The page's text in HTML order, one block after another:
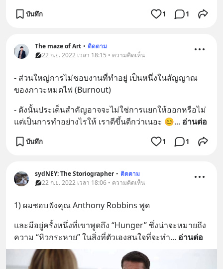
บันทึก 1 1
The maze of Art • ติดตาม
22 ก.ย. 2022 เวลา 18:15 • ความคิดเห็น
- ส่วนใหญ่การไม่ชอบงานที่ทำอยู่ เป็นหนึ่งในสัญญาณ
ของภาวะหมดไฟ (Burnout)
- ดังนั้นประเด็นสำคัญอาจจะไม่ใช่การแยกให้ออกหรือไม่
แต่เป็นการทำอย่างไรให้ เราดีขึ้นดีกว่าเนอะ 😊... อ่านต่อ
บันทึก 1 1
sydNEY: The Storiographer • ติดตาม
22 ก.ย. 2022 เวลา 18:06 • ความคิดเห็น
1) ผมชอบฟังคุณ Anthony Robbins พูด
และมีอยู่ครั้งหนึ่งที่เขาพูดถึง “Hunger” ซึ่งน่าจะหมายถึง
ความ “หิวกระหาย” ในสิ่งที่ตัวเองสนใจที่จะทำ... อ่านต่อ